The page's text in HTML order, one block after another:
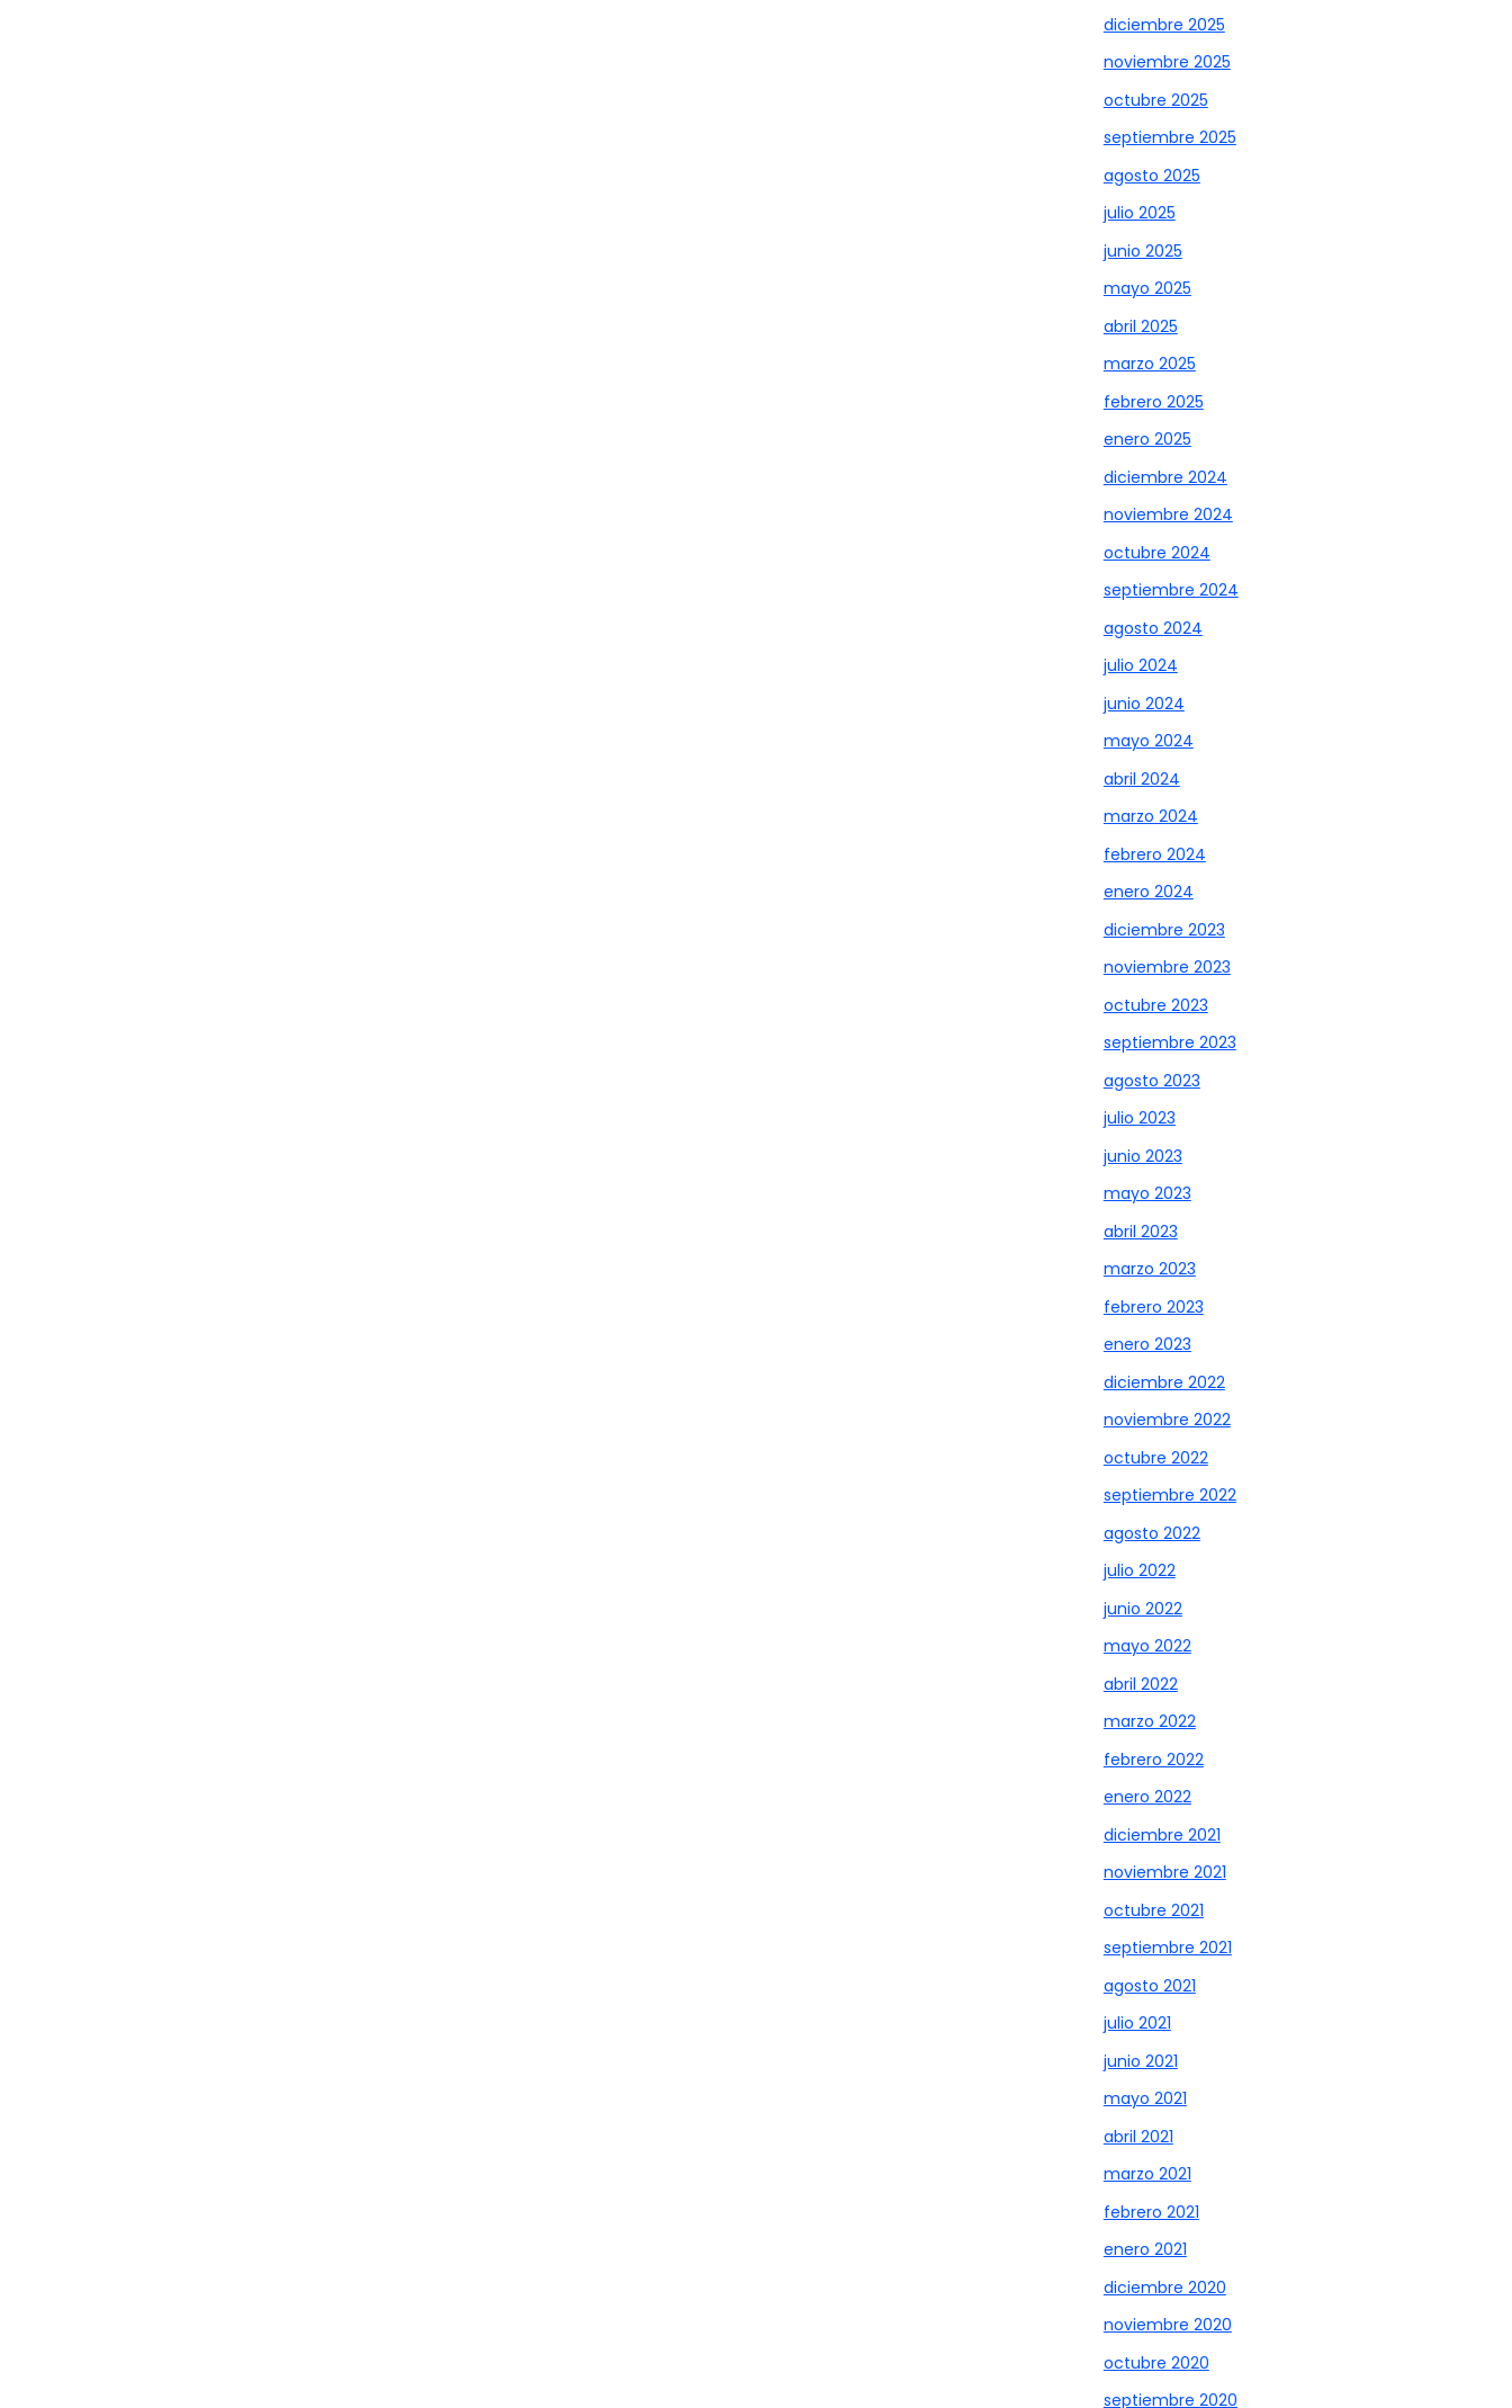
diciembre 2025
noviembre 2025
octubre 2025
septiembre 2025
agosto 2025
julio 2025
junio 2025
mayo 2025
abril 2025
marzo 2025
febrero 2025
enero 2025
diciembre 2024
noviembre 2024
octubre 2024
septiembre 2024
agosto 2024
julio 2024
junio 2024
mayo 2024
abril 2024
marzo 2024
febrero 2024
enero 2024
diciembre 2023
noviembre 2023
octubre 2023
septiembre 2023
agosto 2023
julio 2023
junio 2023
mayo 2023
abril 2023
marzo 2023
febrero 2023
enero 2023
diciembre 2022
noviembre 2022
octubre 2022
septiembre 2022
agosto 2022
julio 2022
junio 2022
mayo 2022
abril 2022
marzo 2022
febrero 2022
enero 2022
diciembre 2021
noviembre 2021
octubre 2021
septiembre 2021
agosto 2021
julio 2021
junio 2021
mayo 2021
abril 2021
marzo 2021
febrero 2021
enero 2021
diciembre 2020
noviembre 2020
octubre 2020
septiembre 2020